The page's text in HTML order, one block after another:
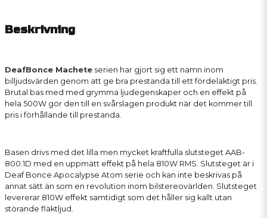
Beskrivning
DeafBonce Machete serien har gjort sig ett namn inom
billjudsvärden genom att ge bra prestanda till ett fördelaktigt pris.
Brutal bas med med grymma ljudegenskaper och en effekt på
hela 500W gör den till en svårslagen produkt när det kommer till
pris i förhållande till prestanda.
Basen drivs med det lilla men mycket kraftfulla slutsteget AAB-
800.1D med en uppmätt effekt på hela 810W RMS. Slutsteget är i
Deaf Bonce Apocalypse Atom serie och kan inte beskrivas på
annat sätt än som en revolution inom bilstereovärlden. Slutsteget
levererar 810W effekt samtidigt som det håller sig kallt utan
störande fläktljud.